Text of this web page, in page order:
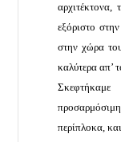
αρχιτέκτονα,
εξόριστο
στην χώρα
καλύτερα απ’
περίπλοκα,